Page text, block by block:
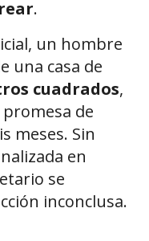
.
un hombre
una casa de
cuadrados,
promesa de
meses. Sin
en
se
inconclusa.